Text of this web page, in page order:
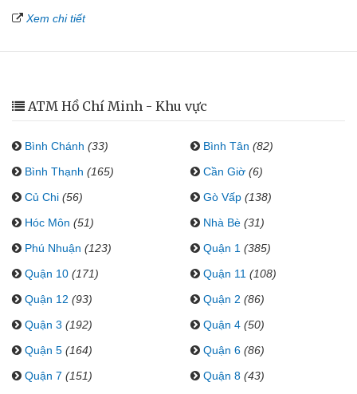
Xem chi tiết
ATM Hồ Chí Minh - Khu vực
Bình Chánh (33) Bình Tân (82)
Bình Thạnh (165) Cần Giờ (6)
Củ Chi (56) Gò Vấp (138)
Hóc Môn (51) Nhà Bè (31)
Phú Nhuận (123) Quận 1 (385)
Quận 10 (171) Quận 11 (108)
Quận 12 (93) Quận 2 (86)
Quận 3 (192) Quận 4 (50)
Quận 5 (164) Quận 6 (86)
Quận 7 (151) Quận 8 (43)